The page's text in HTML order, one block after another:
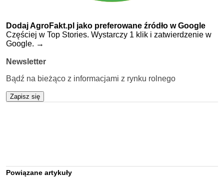
Dodaj AgroFakt.pl jako preferowane źródło w Google
Częściej w Top Stories. Wystarczy 1 klik i zatwierdzenie w
Google. →
Newsletter
Bądź na bieżąco z informacjami z rynku rolnego
Zapisz się
Powiązane artykuły